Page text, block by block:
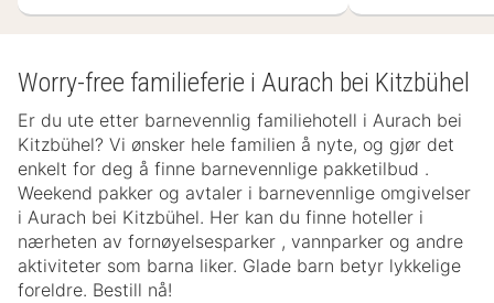
Worry-free familieferie i Aurach bei Kitzbühel
Er du ute etter barnevennlig familiehotell i Aurach bei
Kitzbühel? Vi ønsker hele familien å nyte, og gjør det
enkelt for deg å finne barnevennlige pakketilbud .
Weekend pakker og avtaler i barnevennlige omgivelser
i Aurach bei Kitzbühel. Her kan du finne hoteller i
nærheten av fornøyelsesparker , vannparker og andre
aktiviteter som barna liker. Glade barn betyr lykkelige
foreldre. Bestill nå!